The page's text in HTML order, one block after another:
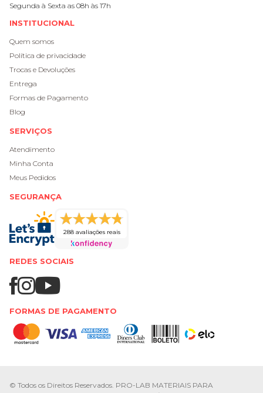
Segunda à Sexta as 08h às 17h
INSTITUCIONAL
Quem somos
Política de privacidade
Trocas e Devoluções
Entrega
Formas de Pagamento
Blog
SERVIÇOS
Atendimento
Minha Conta
Meus Pedidos
SEGURANÇA
288 avaliações reais
REDES SOCIAIS
FORMAS DE PAGAMENTO
© Todos os Direitos Reservados. PRO-LAB MATERIAIS PARA